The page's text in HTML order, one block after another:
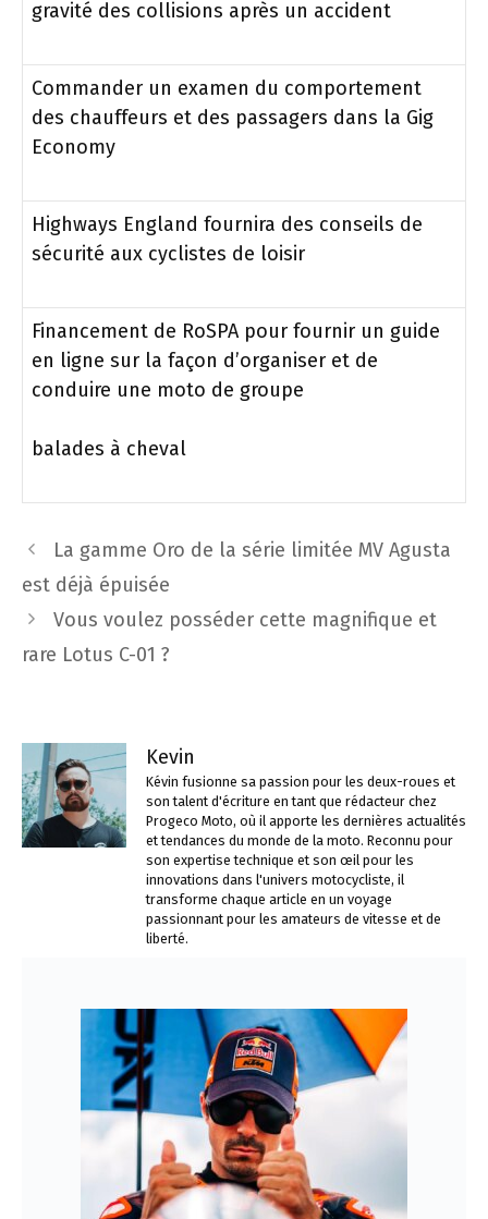
gravité des collisions après un accident
Commander un examen du comportement
des chauffeurs et des passagers dans la Gig
Economy
Highways England fournira des conseils de
sécurité aux cyclistes de loisir
Financement de RoSPA pour fournir un guide
en ligne sur la façon d’organiser et de
conduire une moto de groupe
balades à cheval
Navigation
des
articles
La gamme Oro de la série limitée MV Agusta
est déjà épuisée
Vous voulez posséder cette magnifique et
rare Lotus C-01 ?
Kevin
Kévin fusionne sa passion pour les deux-roues et
son talent d'écriture en tant que rédacteur chez
Progeco Moto, où il apporte les dernières actualités
et tendances du monde de la moto. Reconnu pour
son expertise technique et son œil pour les
innovations dans l'univers motocycliste, il
transforme chaque article en un voyage
passionnant pour les amateurs de vitesse et de
liberté.